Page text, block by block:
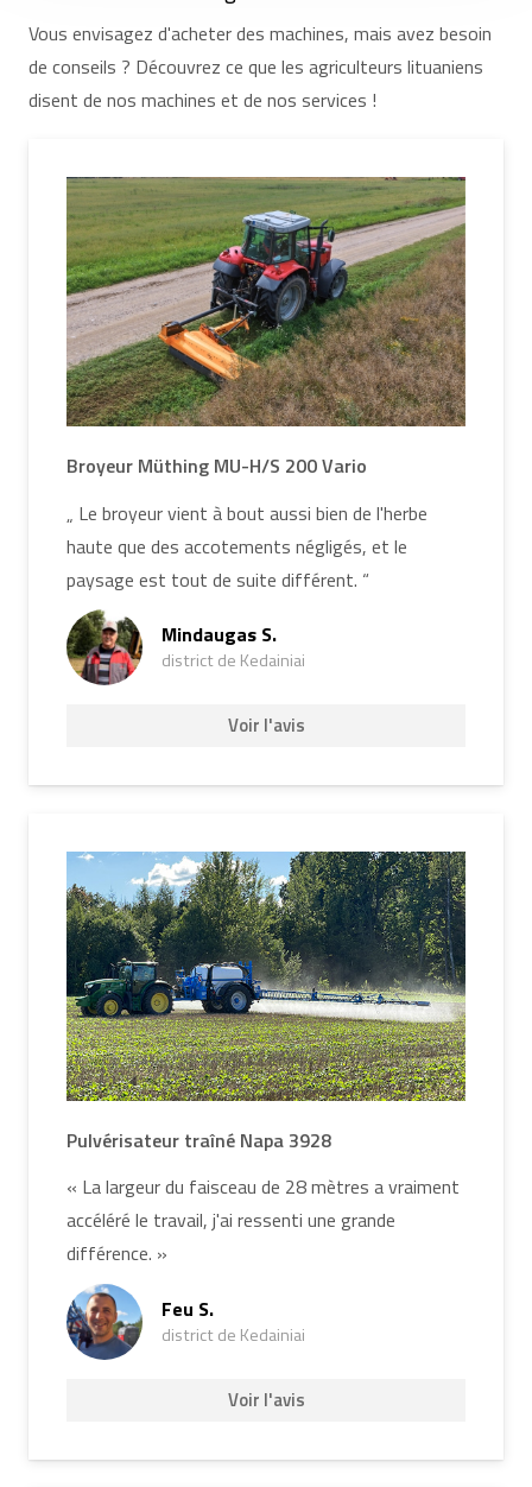
dysfonctionnement. Nous disposons également de
boutique en ligne
d'équipements et de pièces détachées pour tous les
modèles de germoirs.
Vous envisagez d'acheter des machines, mais avez besoin
de conseils ? Découvrez ce que les agriculteurs lituaniens
disent de nos machines et de nos services !
Broyeur Müthing MU-H/S 200 Vario
„ Le broyeur vient à bout aussi bien de l'herbe
haute que des accotements négligés, et le
paysage est tout de suite différent. “
Mindaugas S.
district de Kedainiai
Voir l'avis
Pulvérisateur traîné Napa 3928
« La largeur du faisceau de 28 mètres a vraiment
accéléré le travail, j'ai ressenti une grande
différence. »
Feu S.
district de Kedainiai
Voir l'avis